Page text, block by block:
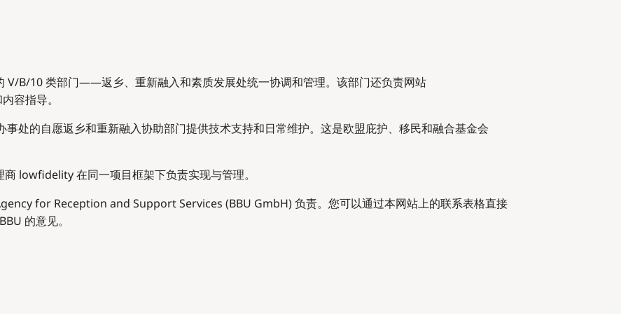
V/B/10 类部门——返乡、重新融入和素质发展处统一协调和管理。该部门还负责网站
容指导。
处的自愿返乡和重新融入协助部门提供技术支持和日常维护。这是欧盟庇护、移民和融合基金会
lowfidelity 在同一项目框架下负责实现与管理。
for Reception and Support Services (BBU GmbH) 负责。您可以通过本网站上的联系表格直接
的意见。